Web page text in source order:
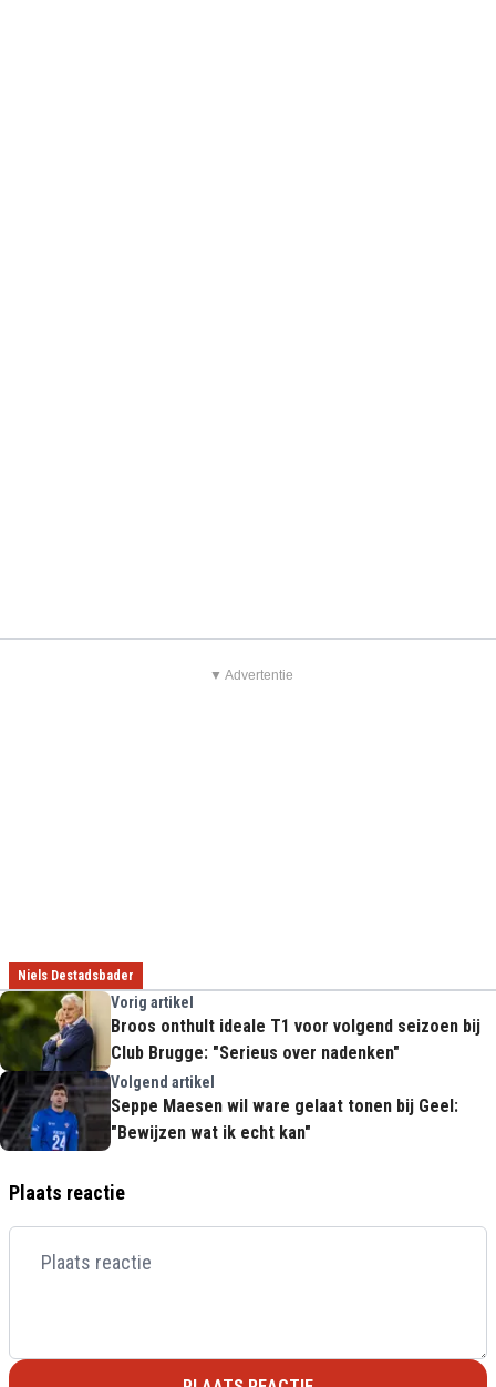
▼ Advertentie
Niels Destadsbader
Vorig artikel
Broos onthult ideale T1 voor volgend seizoen bij
Club Brugge: "Serieus over nadenken"
Volgend artikel
Seppe Maesen wil ware gelaat tonen bij Geel:
"Bewijzen wat ik echt kan"
Plaats reactie